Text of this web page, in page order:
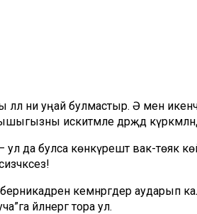
ни уңай булмастыр. Ә менә
искитмәле дәрәҗәдә
ул да булса көнкүрештә вак-төяк
берникадәрен кемнәргәдер
әйләнергә тора ул.